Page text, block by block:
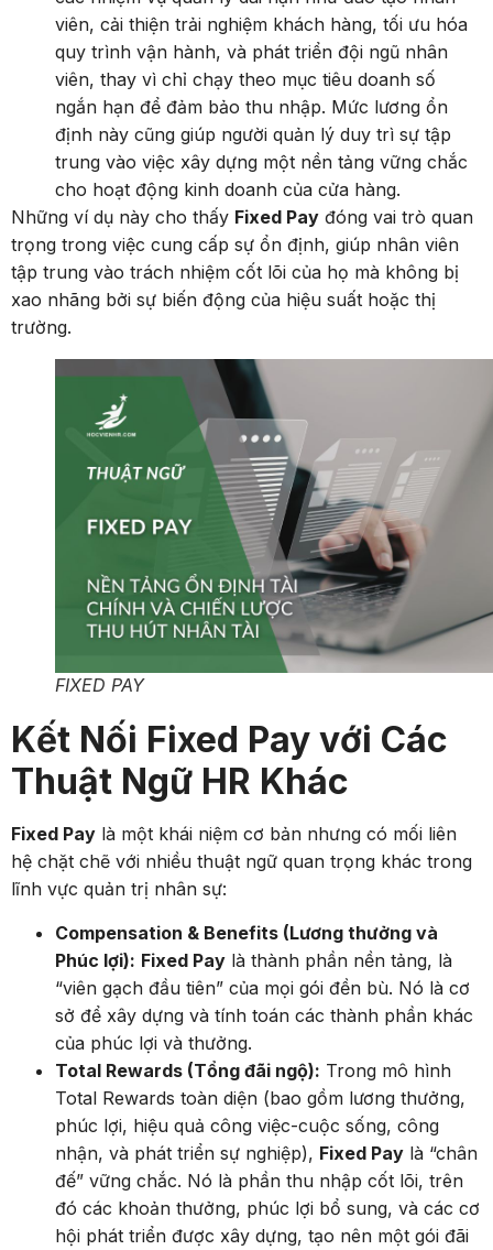
viên, cải thiện trải nghiệm khách hàng, tối ưu hóa
quy trình vận hành, và phát triển đội ngũ nhân
viên, thay vì chỉ chạy theo mục tiêu doanh số
ngắn hạn để đảm bảo thu nhập. Mức lương ổn
định này cũng giúp người quản lý duy trì sự tập
trung vào việc xây dựng một nền tảng vững chắc
cho hoạt động kinh doanh của cửa hàng.
Những ví dụ này cho thấy Fixed Pay đóng vai trò quan
trọng trong việc cung cấp sự ổn định, giúp nhân viên
tập trung vào trách nhiệm cốt lõi của họ mà không bị
xao nhãng bởi sự biến động của hiệu suất hoặc thị
trường.
FIXED PAY
Kết Nối Fixed Pay với Các
Thuật Ngữ HR Khác
Fixed Pay là một khái niệm cơ bản nhưng có mối liên
hệ chặt chẽ với nhiều thuật ngữ quan trọng khác trong
lĩnh vực quản trị nhân sự:
Compensation & Benefits (Lương thưởng và
Phúc lợi): Fixed Pay là thành phần nền tảng, là
“viên gạch đầu tiên” của mọi gói đền bù. Nó là cơ
sở để xây dựng và tính toán các thành phần khác
của phúc lợi và thưởng.
Total Rewards (Tổng đãi ngộ): Trong mô hình
Total Rewards toàn diện (bao gồm lương thưởng,
phúc lợi, hiệu quả công việc-cuộc sống, công
nhận, và phát triển sự nghiệp), Fixed Pay là “chân
đế” vững chắc. Nó là phần thu nhập cốt lõi, trên
đó các khoản thưởng, phúc lợi bổ sung, và các cơ
hội phát triển được xây dựng, tạo nên một gói đãi